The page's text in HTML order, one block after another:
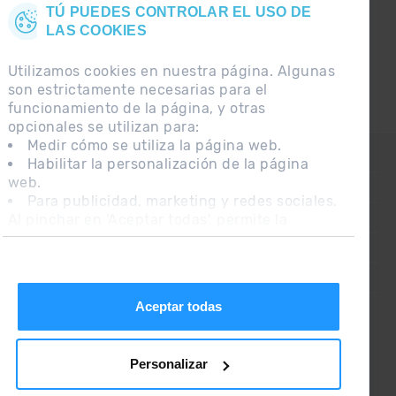
TÚ PUEDES CONTROLAR EL USO DE
LAS COOKIES
Utilizamos cookies en nuestra página. Algunas
son estrictamente necesarias para el
funcionamiento de la página, y otras
opcionales se utilizan para:
Medir cómo se utiliza la página web.
Habilitar la personalización de la página
web.
Para publicidad, marketing y redes sociales.
instalación de las cookies. Si prefieres
Aceptar todas
Personalizar
CONTACTO
PREGUNTAS FRECUENTES